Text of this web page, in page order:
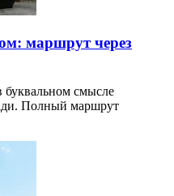
маршрут через
буквальном смысле
Полный маршрут